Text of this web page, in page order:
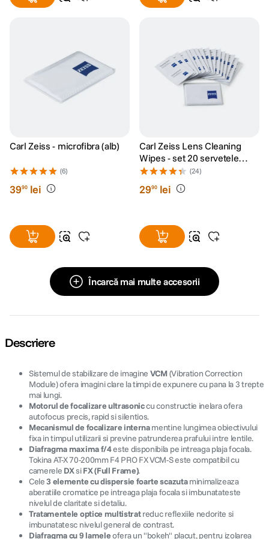
Carl Zeiss - microfibra (alb)
(6)
3990 lei
Carl Zeiss Lens Cleaning
Wipes - set 20 servetele
umede
(24)
2990 lei
Încarcă mai multe accesorii
Descriere
Sistemul de stabilizare de imagine VCM(Vibration Correction
Module) ofera imagini clare la timpi de expunere cu pana la 3 trepte
mai lungi.
Motorul de focalizare ultrasoniccu constructie inelara ofera
autofocus precis, rapid si silentios.
Mecanismul de focalizare internamentine lungimea obiectivului
fixa in timpul utilizarii si previne patrunderea prafului intre lentile.
Diafragma maxima f/4este disponibila pe intreaga plaja focala.
Tokina AT-X 70-200mm F4 PRO FX VCM-S este compatibil cu
camerele DXsiFX (Full Frame).
Cele3 elemente cu dispersie foarte scazutaminimalizeaza
aberatiile cromatice pe intreaga plaja focala si imbunatateste
nivelul de claritate si detaliu.
Tratamentele optice multistratreduc reflexiile nedorite si
imbunatatesc nivelul general de contrast.
Diafragma cu 9 lameleofera un "bokeh" placut, pentru izolarea